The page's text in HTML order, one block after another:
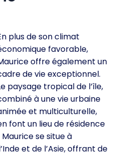
plus de son climat
favorable,
offre également un
de vie exceptionnel.
paysage tropical de l’île,
à une vie urbaine
et multiculturelle,
font un lieu de résidence
se situe à
et de l’Asie, offrant de